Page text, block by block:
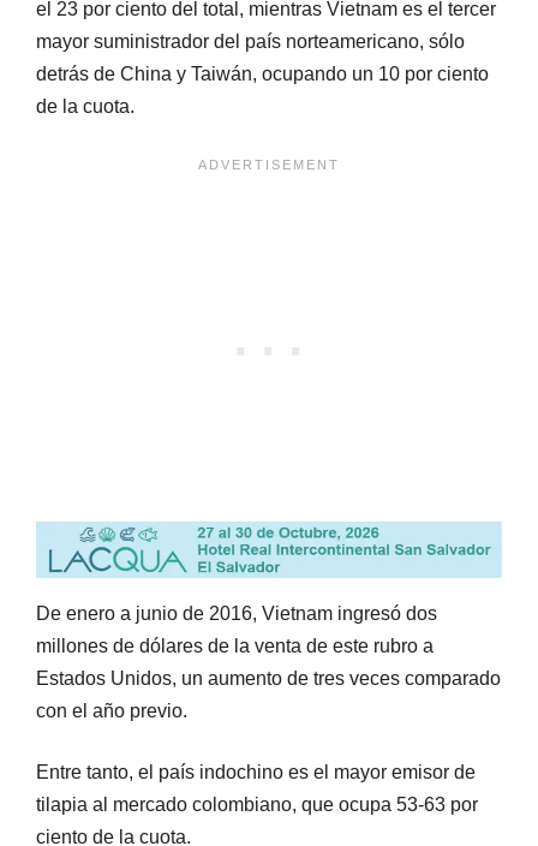
el 23 por ciento del total, mientras Vietnam es el tercer
mayor suministrador del país norteamericano, sólo
detrás de China y Taiwán, ocupando un 10 por ciento
de la cuota.
De enero a junio de 2016, Vietnam ingresó dos
millones de dólares de la venta de este rubro a
Estados Unidos, un aumento de tres veces comparado
con el año previo.
Entre tanto, el país indochino es el mayor emisor de
tilapia al mercado colombiano, que ocupa 53-63 por
ciento de la cuota.